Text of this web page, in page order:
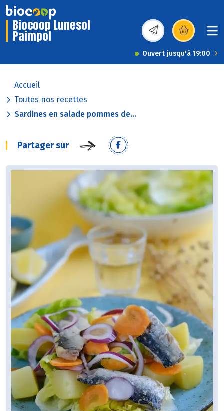
Biocoop Lunesol
Paimpol (s’ouvre dans une
Ouvert jusqu'à 19:00
Accueil
Toutes nos recettes
Sardines en salade pommes de...
Partager sur